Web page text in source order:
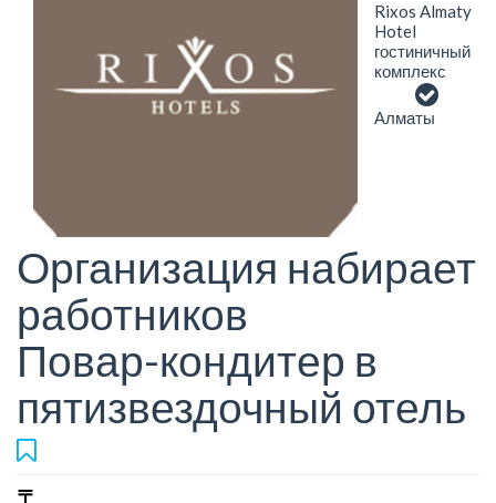
Rixos Almaty
Hotel
гостиничный
комплекс
Алматы
Организация набирает
работников
Повар-кондитер в
пятизвездочный отель